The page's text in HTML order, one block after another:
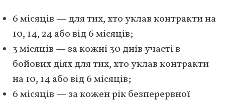
6 місяців — для тих, хто уклав контракти на
10, 14, 24 або від 6 місяців;
3 місяців — за кожні 30 днів участі в
бойових діях для тих, хто уклав контракти
на 10, 14 або від 6 місяців;
6 місяців — за кожен рік безперервної